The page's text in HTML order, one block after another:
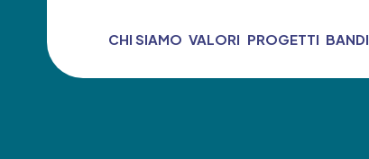
CHI SIAMO VALORI PROGETTI BANDI